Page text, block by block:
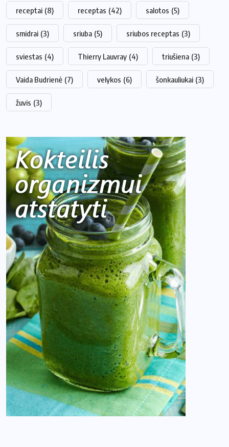
receptai (8) receptas (42) salotos (5)
smidrai (3) sriuba (5) sriubos receptas (3)
sviestas (4) Thierry Lauvray (4) triušiena (3)
Vaida Budrienė (7) velykos (6) šonkauliukai (3)
žuvis (3)